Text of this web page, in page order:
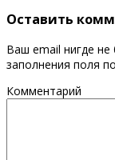
Оставить
Ваш email нигде не
заполнения поля
Комментарий